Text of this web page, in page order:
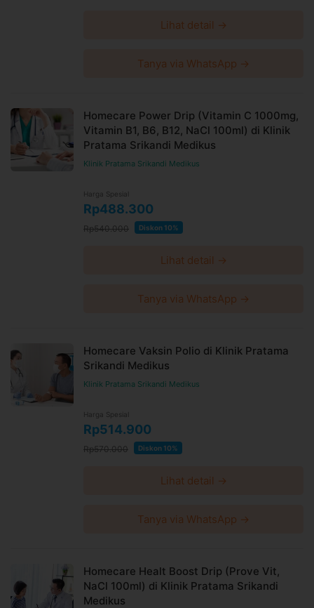
Lihat detail →
Tanya via WhatsApp →
Homecare Power Drip (Vitamin C 1000mg,
Vitamin B1, B6, B12, NaCl 100ml) di Klinik
Pratama Srikandi Medikus
Klinik Pratama Srikandi Medikus
Harga Spesial
Rp488.300
Rp540.000 Diskon 10%
Lihat detail →
Tanya via WhatsApp →
Homecare Vaksin Polio di Klinik Pratama
Srikandi Medikus
Klinik Pratama Srikandi Medikus
Harga Spesial
Rp514.900
Rp570.000 Diskon 10%
Lihat detail →
Tanya via WhatsApp →
Homecare Healt Boost Drip (Prove Vit,
NaCl 100ml) di Klinik Pratama Srikandi
Medikus